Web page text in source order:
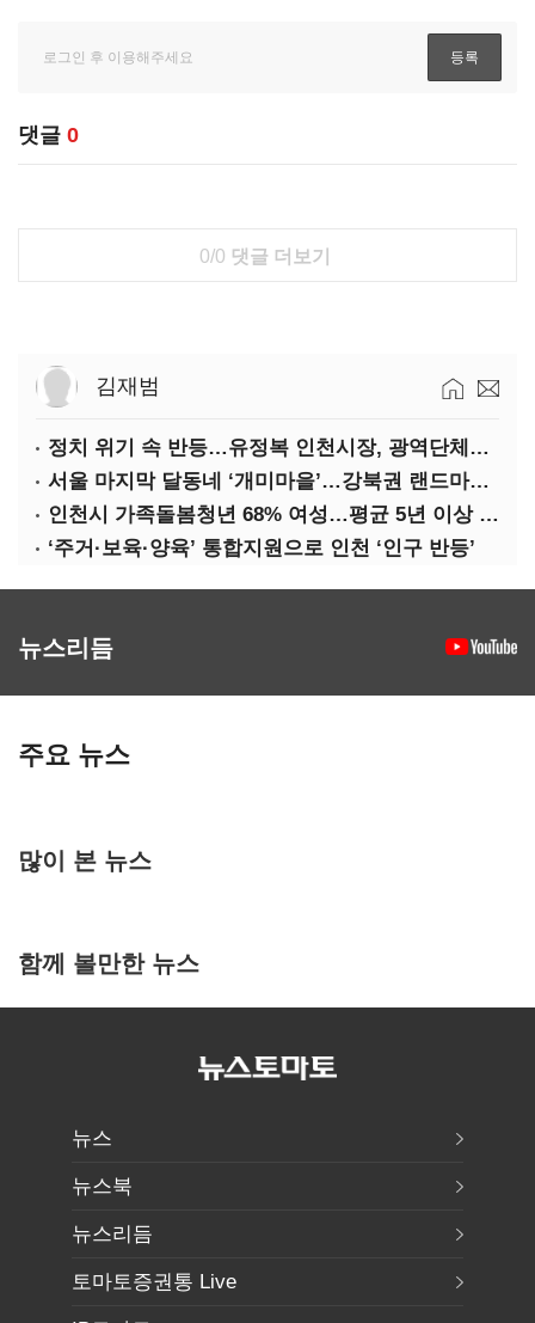
댓글 0
0/0 댓글 더보기
김재범
정치 위기 속 반등…유정복 인천시장, 광역단체장 평가 ‘상승세’
서울 마지막 달동네 ‘개미마을’…강북권 랜드마크로 재탄생한다
인천시 가족돌봄청년 68% 여성…평균 5년 이상 돌봄 ‘우울감’ 호소
‘주거·보육·양육’ 통합지원으로 인천 ‘인구 반등’
뉴스리듬
주요 뉴스
많이 본 뉴스
함께 볼만한 뉴스
뉴스
뉴스북
뉴스리듬
토마토증권통 Live